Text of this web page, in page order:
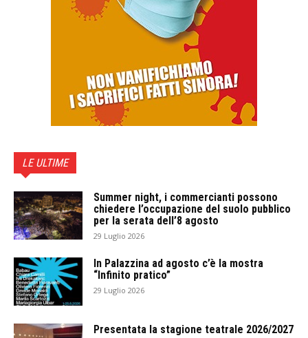
LE ULTIME
Summer night, i commercianti possono
chiedere l’occupazione del suolo pubblico
per la serata dell’8 agosto
29 Luglio 2026
In Palazzina ad agosto c’è la mostra
“Infinito pratico”
29 Luglio 2026
Presentata la stagione teatrale 2026/2027